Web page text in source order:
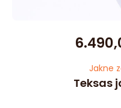
Jakne
Teksas